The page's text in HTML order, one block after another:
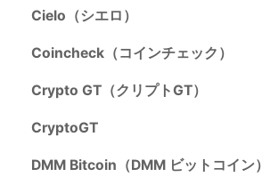
Cielo（シエロ）
Coincheck（コインチェック）
Crypto GT（クリプトGT）
CryptoGT
DMM Bitcoin（DMM ビットコイン）